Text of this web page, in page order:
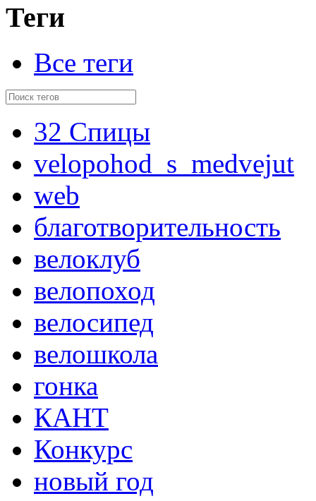
Теги
Все теги
32 Спицы
velopohod_s_medvejut
web
благотворительность
велоклуб
велопоход
велосипед
велошкола
гонка
КАНТ
Конкурс
новый год